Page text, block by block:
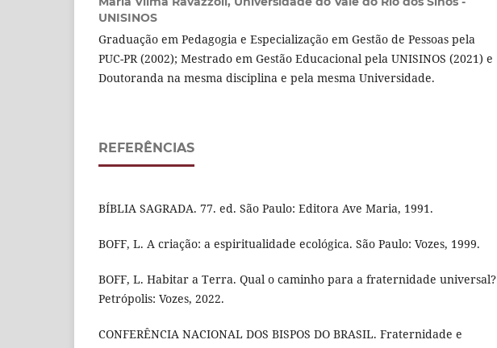
UNISINOS
Graduação em Pedagogia e Especialização em Gestão de Pessoas pela
PUC-PR (2002); Mestrado em Gestão Educacional pela UNISINOS (2021) e
Doutoranda na mesma disciplina e pela mesma Universidade.
REFERÊNCIAS
BÍBLIA SAGRADA. 77. ed. São Paulo: Editora Ave Maria, 1991.
BOFF, L. A criação: a espiritualidade ecológica. São Paulo: Vozes, 1999.
BOFF, L. Habitar a Terra. Qual o caminho para a fraternidade universal?
Petrópolis: Vozes, 2022.
CONFERÊNCIA NACIONAL DOS BISPOS DO BRASIL. Fraternidade e